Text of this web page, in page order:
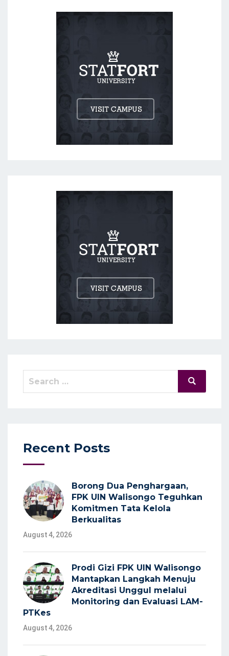
Search
Search
Recent Posts
Borong Dua Penghargaan,
FPK UIN Walisongo Teguhkan
Komitmen Tata Kelola
Berkualitas
August 4, 2026
Prodi Gizi FPK UIN Walisongo
Mantapkan Langkah Menuju
Akreditasi Unggul melalui
Monitoring dan Evaluasi LAM-
PTKes
August 4, 2026